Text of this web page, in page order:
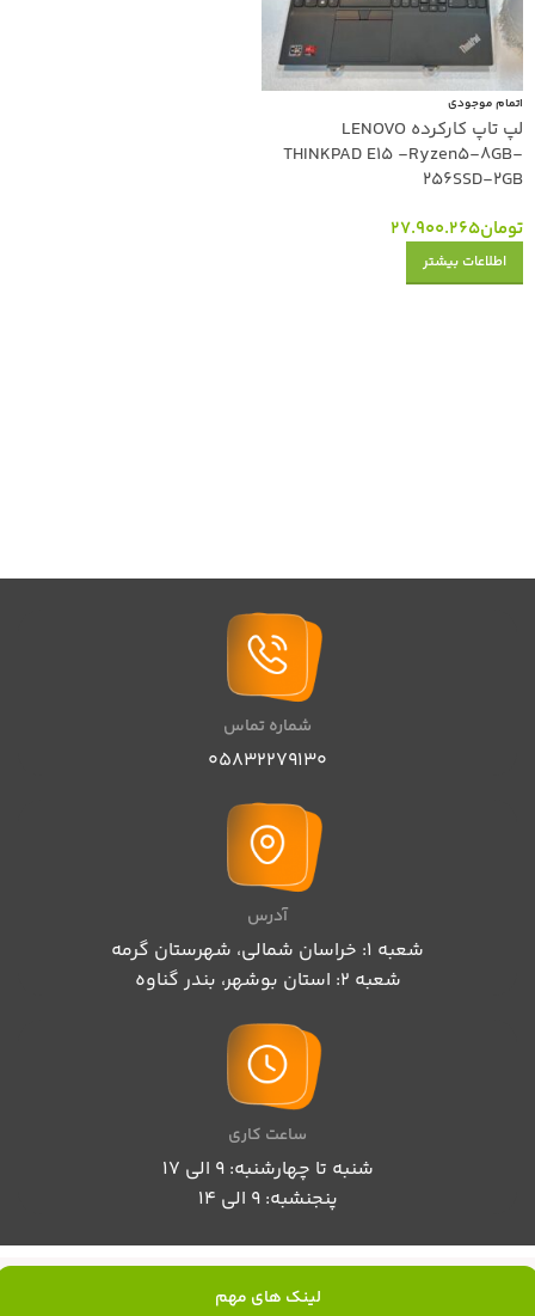
اتمام موجودی
لپ تاپ کارکرده LENOVO
THINKPAD E15 -Ryzen5-8GB-
256SSD-2GB
تومان27.900.265
اطلاعات بیشتر
شماره تماس
05832279130
آدرس
شعبه 1: خراسان شمالی، شهرستان گرمه
شعبه 2: استان بوشهر، بندر گناوه
ساعت کاری
شنبه تا چهارشنبه: 9 الی 17
پنجنشبه: 9 الی 14
لینک های مهم